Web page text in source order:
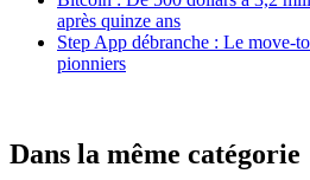
après quinze ans
Step App débranche : Le move-
pionniers
Dans la même catégorie